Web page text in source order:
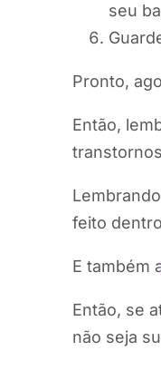
seu
Pronto,
Então,
feito
E também
Então, se
não seja